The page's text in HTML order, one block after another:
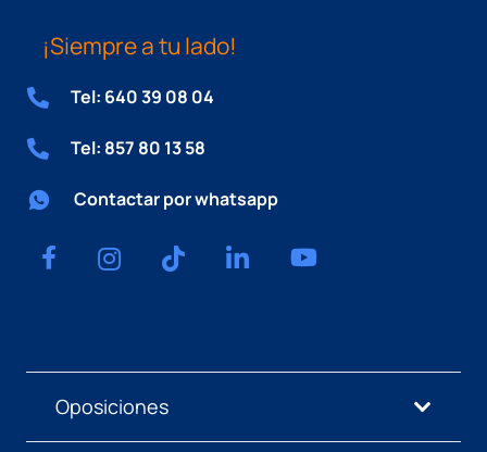
¡Siempre a tu lado!
Tel: 640 39 08 04
Tel: 857 80 13 58
Contactar por whatsapp
Oposiciones